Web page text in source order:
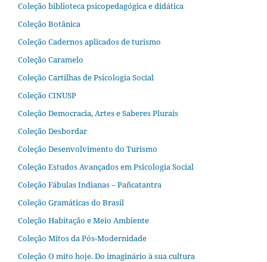
Coleção biblioteca psicopedagógica e didática
Coleção Botânica
Coleção Cadernos aplicados de turismo
Coleção Caramelo
Coleção Cartilhas de Psicologia Social
Coleção CINUSP
Coleção Democracia, Artes e Saberes Plurais
Coleção Desbordar
Coleção Desenvolvimento do Turismo
Coleção Estudos Avançados em Psicologia Social
Coleção Fábulas Indianas – Pañcatantra
Coleção Gramáticas do Brasil
Coleção Habitação e Meio Ambiente
Coleção Mitos da Pós-Modernidade
Coleção O mito hoje. Do imaginário à sua cultura